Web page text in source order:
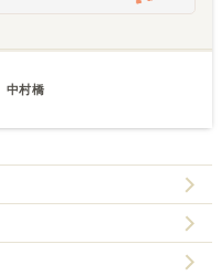
中村橋